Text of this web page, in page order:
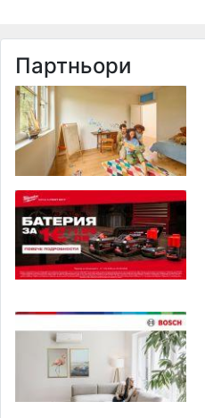
Партньори